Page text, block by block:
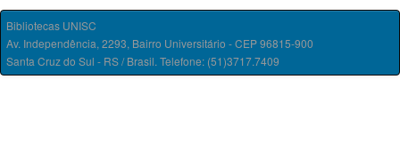
Bibliotecas UNISC
Av. Independência, 2293, Bairro Universitário - CEP 96815-900
Santa Cruz do Sul - RS / Brasil. Telefone: (51)3717.7409